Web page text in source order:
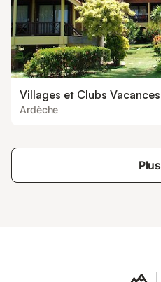
Villages et Clubs Vacances
Ardèche
Plus